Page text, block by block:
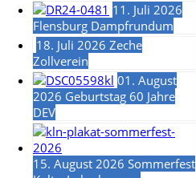
11. Juli 2026
Flensburg Dampfrundum
18. Juli 2026 Zeche
Zollverein
01. August
2026 Geburtstag 60 Jahre
DEV
15. August 2026 Sommerfest